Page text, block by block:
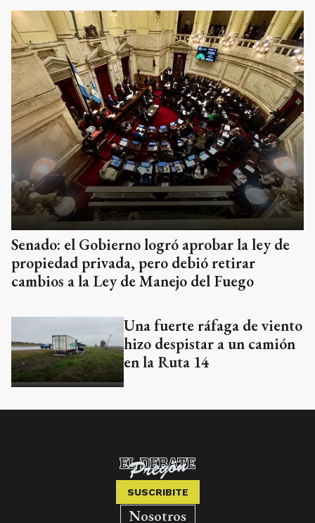
Senado: el Gobierno logró aprobar la ley de
propiedad privada, pero debió retirar
cambios a la Ley de Manejo del Fuego
Una fuerte ráfaga de viento
hizo despistar a un camión
en la Ruta 14
SUSCRIBITE
Nosotros